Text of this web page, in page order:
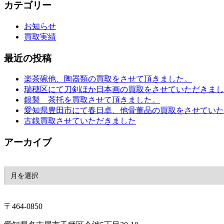
カテゴリー
お知らせ
買取実績
最近の投稿
楽茶碗他、陶器類の買取をさせて頂きました。
瑞穂区にて刀剣ほか日本画の買取をさせていただきまし
銀製 茶托を買取させて頂きました。
愛知県豊田市にて春日卓、他骨董品の買取をさせていた
古銭買取させていただきました
アーカイブ
〒464-0850